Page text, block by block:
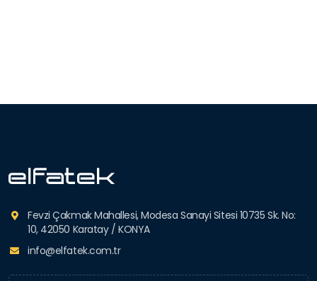
Fevzi Çakmak Mahallesi, Modesa Sanayi Sitesi 10735 Sk. No:
10, 42050 Karatay / KONYA
info@elfatek.com.tr